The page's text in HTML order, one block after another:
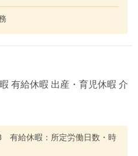
有給休暇 出産・育児休暇 介
有給休暇：所定労働日数・時